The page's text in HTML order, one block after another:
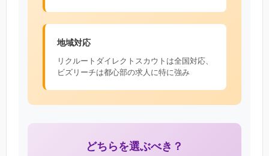
地域対応
リクルートダイレクトスカウトは全国対応、
ビズリーチは都心部の求人に特に強み
どちらを選ぶべき？